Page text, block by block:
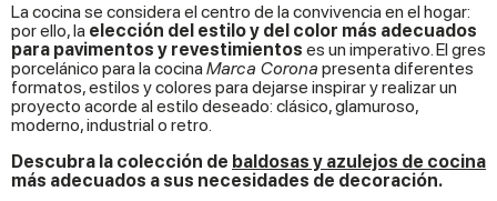
La cocina se considera el centro de la convivencia en el hogar:
por ello, la elección del estilo y del color más adecuados
para pavimentos y revestimientos es un imperativo. El gres
porcelánico para la cocina Marca Corona presenta diferentes
formatos, estilos y colores para dejarse inspirar y realizar un
proyecto acorde al estilo deseado: clásico, glamuroso,
moderno, industrial o retro.
Descubra la colección de baldosas y azulejos de cocina
más adecuados a sus necesidades de decoración.